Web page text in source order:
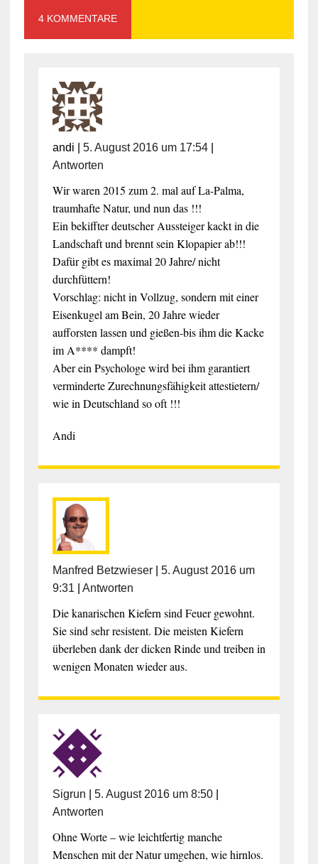
4 KOMMENTARE
andi 5. August 2016 um 17:54|
Antworten
Wir waren 2015 zum 2. mal auf La-Palma,
traumhafte Natur, und nun das !!!
Ein bekiffter deutscher Aussteiger kackt in die
Landschaft und brennt sein Klopapier ab!!!
Dafür gibt es maximal 20 Jahre/ nicht
durchfüttern!
Vorschlag: nicht in Vollzug, sondern mit einer
Eisenkugel am Bein, 20 Jahre wieder
aufforsten lassen und gießen-bis ihm die Kacke
im A**** dampft!
Aber ein Psychologe wird bei ihm garantiert
verminderte Zurechnungsfähigkeit attestietern/
wie in Deutschland so oft !!!
Andi
Manfred Betzwieser| 5. August 2016 um
9:31
Antworten
Die kanarischen Kiefern sind Feuer gewohnt.
Sie sind sehr resistent. Die meisten Kiefern
überleben dank der dicken Rinde und treiben in
wenigen Monaten wieder aus.
Sigrun 5. August 2016 um 8:50|
Antworten
Ohne Worte – wie leichtfertig manche
Menschen mit der Natur umgehen, wie hirnlos.